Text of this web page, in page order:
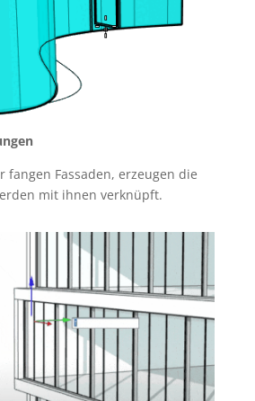
fangen Fassaden, erzeugen die
mit ihnen verknüpft.